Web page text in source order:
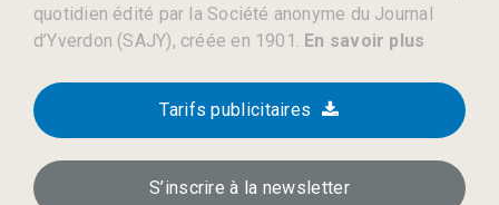
quotidien édité par la Société anonyme du Journal
d’Yverdon (SAJY), créée en 1901. En savoir plus
Tarifs publicitaires
S’inscrire à la newsletter